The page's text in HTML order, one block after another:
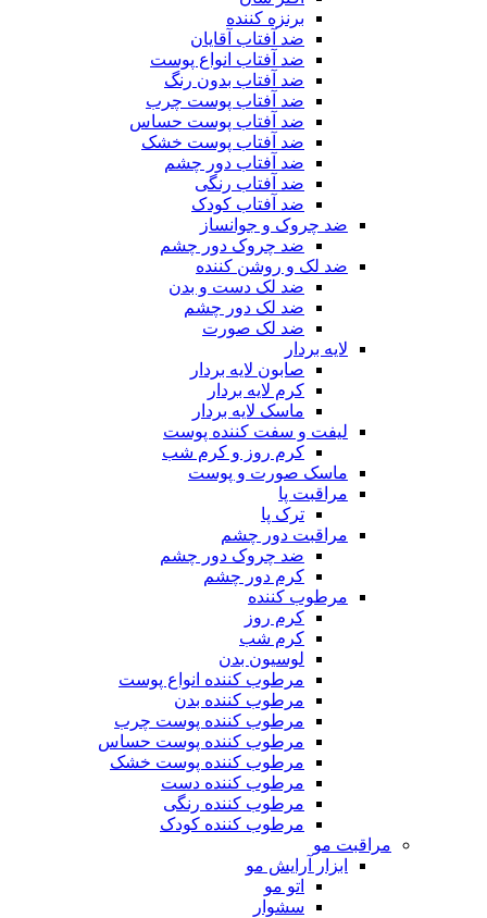
برنزه کننده
ضد آفتاب آقایان
ضد آفتاب انواع پوست
ضد آفتاب بدون رنگ
ضد آفتاب پوست چرب
ضد آفتاب پوست حساس
ضد آفتاب پوست خشک
ضد آفتاب دور چشم
ضد آفتاب رنگی
ضد آفتاب کودک
ضد چروک و جوانساز
ضد چروک دور چشم
ضد لک و روشن کننده
ضد لک دست و بدن
ضد لک دور چشم
ضد لک صورت
لایه بردار
صابون لایه بردار
کرم لایه بردار
ماسک لایه بردار
لیفت و سفت کننده پوست
کرم روز و کرم شب
ماسک صورت و پوست
مراقبت پا
ترک پا
مراقبت دور چشم
ضد چروک دور چشم
کرم دور چشم
مرطوب کننده
کرم روز
کرم شب
لوسیون بدن
مرطوب کننده انواع پوست
مرطوب کننده بدن
مرطوب کننده پوست چرب
مرطوب کننده پوست حساس
مرطوب کننده پوست خشک
مرطوب کننده دست
مرطوب کننده رنگی
مرطوب کننده کودک
مراقبت مو
ابزار آرایش مو
اتو مو
سشوار